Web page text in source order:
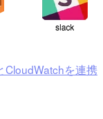
CloudWatchを連携